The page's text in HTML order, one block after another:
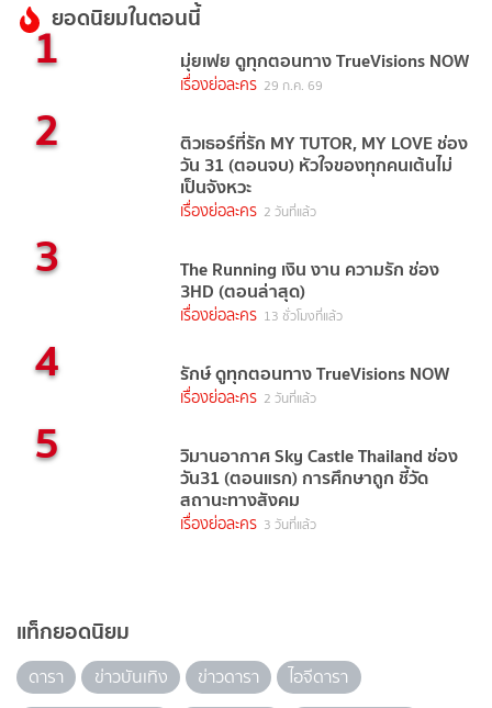
ยอดนิยมในตอนนี้
1 มุ่ยเฟย ดูทุกตอนทาง TrueVisions NOW
เรื่องย่อละคร 29 ก.ค. 69
2 ติวเธอร์ที่รัก MY TUTOR, MY LOVE ช่อง
วัน 31 (ตอนจบ) หัวใจของทุกคนเต้นไม่
เป็นจังหวะ
เรื่องย่อละคร 2 วันที่แล้ว
3 The Running เงิน งาน ความรัก ช่อง
3HD (ตอนล่าสุด)
เรื่องย่อละคร 13 ชั่วโมงที่แล้ว
4 รักษ์ ดูทุกตอนทาง TrueVisions NOW
เรื่องย่อละคร 2 วันที่แล้ว
5 วิมานอากาศ Sky Castle Thailand ช่อง
วัน31 (ตอนแรก) การศึกษาถูก ชี้วัด
สถานะทางสังคม
เรื่องย่อละคร 3 วันที่แล้ว
แท็กยอดนิยม
ดารา ข่าวบันเทิง ข่าวดารา
ไอจีดารา